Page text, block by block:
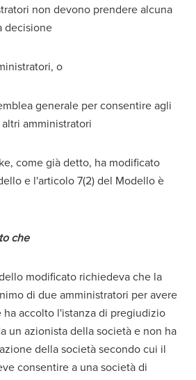
non devono prendere alcuna
decisione
o
generale per consentire agli
amministratori
come già detto, ha modificato
e l'articolo 7(2) del Modello è
che
modificato richiedeva che la
di due amministratori per avere
accolto l'istanza di pregiudizio
un azionista della società e non ha
della società secondo cui il
consentire a una società di